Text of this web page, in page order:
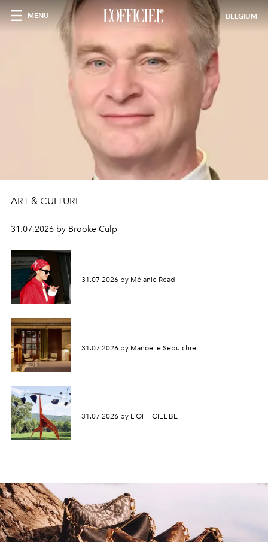
MENU BELGIUM
ART & CULTURE
31.07.2026 by Brooke Culp
31.07.2026 by Mélanie Read
31.07.2026 by Manoëlle Sepulchre
31.07.2026 by L'OFFICIEL BE